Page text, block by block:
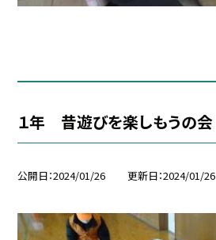
１年 昔遊びを楽しもうの会
公開日 2024/01/26 更新日 2024/01/26